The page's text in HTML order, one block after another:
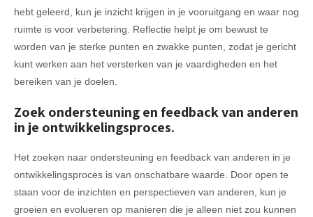
hebt geleerd, kun je inzicht krijgen in je vooruitgang en waar nog
ruimte is voor verbetering. Reflectie helpt je om bewust te
worden van je sterke punten en zwakke punten, zodat je gericht
kunt werken aan het versterken van je vaardigheden en het
bereiken van je doelen.
Zoek ondersteuning en feedback van anderen
in je ontwikkelingsproces.
Het zoeken naar ondersteuning en feedback van anderen in je
ontwikkelingsproces is van onschatbare waarde. Door open te
staan voor de inzichten en perspectieven van anderen, kun je
groeien en evolueren op manieren die je alleen niet zou kunnen